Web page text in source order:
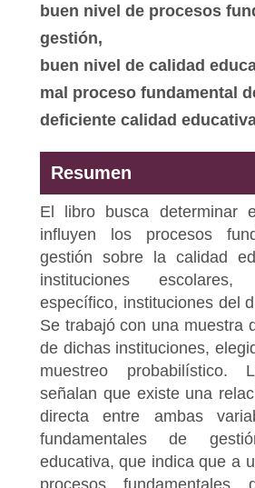
buen nivel de procesos
gestión,
buen nivel de calidad
mal proceso fundamental
deficiente calidad
Resumen
El libro busca determinar
influyen los procesos
gestión sobre la calidad
instituciones
específico, instituciones del
Se trabajó con una muestra
de dichas instituciones,
muestreo probabilístico.
señalan que existe una
directa entre ambas
fundamentales de
educativa, que indica que a
procesos